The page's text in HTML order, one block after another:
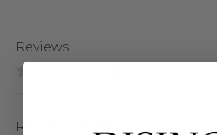
Reviews
Related articles